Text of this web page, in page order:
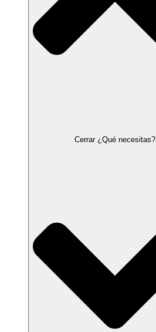
Cerrar ¿Qué necesitas?